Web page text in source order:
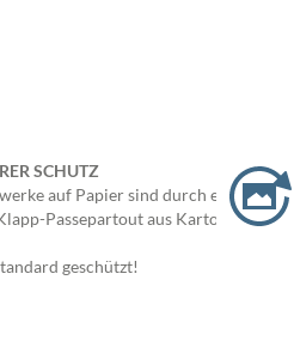
SCHUTZ
auf Papier sind durch ein
Passepartout aus Karton
geschützt!